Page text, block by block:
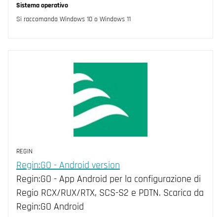
Sistema operativo
Si raccomanda Windows 10 o Windows 11
REGIN
Regin:GO - Android version
Regin:GO - App Android per la configurazione di
Regio RCX/RUX/RTX, SCS-S2 e PDTN. Scarica da
Regin:GO Android